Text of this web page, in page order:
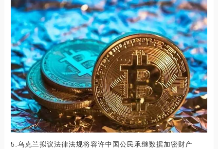
5.乌克兰拟议法律法规将容许中国公民承继数据加密财产